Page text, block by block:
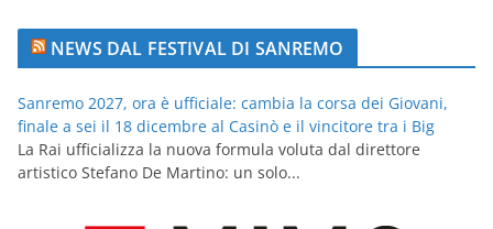
NEWS DAL FESTIVAL DI SANREMO
Sanremo 2027, ora è ufficiale: cambia la corsa dei Giovani,
finale a sei il 18 dicembre al Casinò e il vincitore tra i Big
La Rai ufficializza la nuova formula voluta dal direttore
artistico Stefano De Martino: un solo...